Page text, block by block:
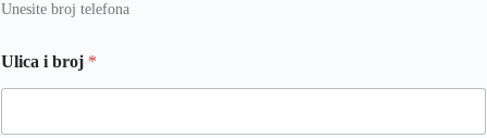
Unesite broj telefona
Ulica i broj *